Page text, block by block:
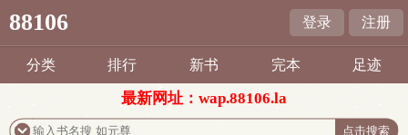
88106 登录 注册
分类 排行 新书 完本 足迹
最新网址：wap.88106.la